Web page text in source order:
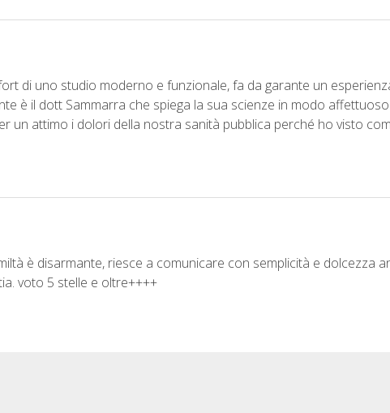
di uno studio moderno e funzionale, fa da garante un
è il dott Sammarra che spiega la sua scienze in modo
un attimo i dolori della nostra sanità pubblica perché ho visto
è disarmante, riesce a comunicare con semplicità e dolcezza
voto 5 stelle e oltre++++